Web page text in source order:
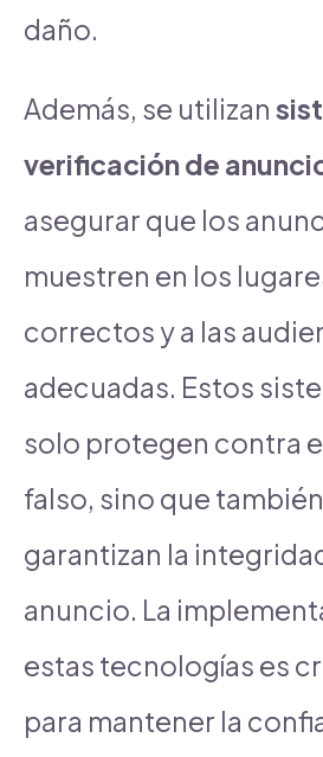
daño.
Además, se utilizan
verificación de
asegurar que los
muestren en los
correctos y a las
adecuadas. Estos
solo protegen contra
falso, sino que también
garantizan la
anuncio. La
estas tecnologías es
para mantener la